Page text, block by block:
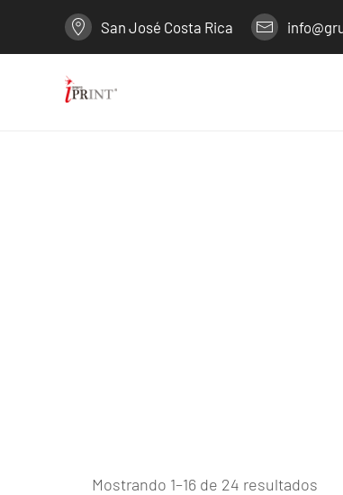
San José Costa Rica
Mostrando 1–16 de 24 resultados